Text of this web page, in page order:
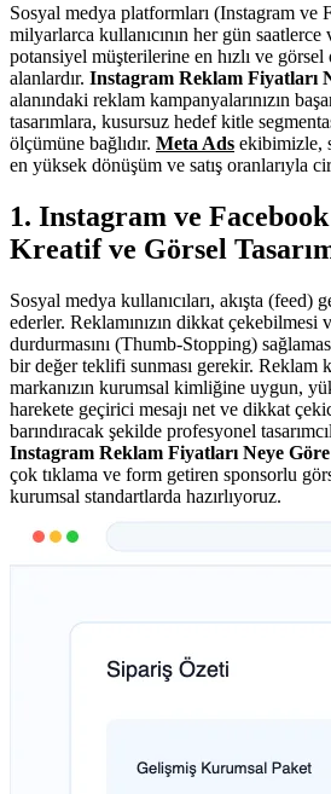
Sosyal medya platformları (Instagram ve
milyarlarca kullanıcının her gün
potansiyel müşterilerine en hızlı ve
alanlardır. Instagram Reklam Fiyatları
alanındaki reklam kampanyalarınızın
tasarımlara, kusursuz hedef kitle
ölçümüne bağlıdır. Meta Ads ekibimizle,
en yüksek dönüşüm ve satış oranlarıyla
1. Instagram ve
Kreatif ve Görsel
Sosyal medya kullanıcıları, akışta (feed)
ederler. Reklamınızın dikkat çekebilmesi
durdurmasını (Thumb-Stopping)
bir değer teklifi sunması gerekir. Reklam
markanızın kurumsal kimliğine uygun,
harekete geçirici mesajı net ve dikkat
barındıracak şekilde profesyonel
Instagram Reklam Fiyatları Neye
çok tıklama ve form getiren sponsorlu
kurumsal standartlarda hazırlıyoruz.